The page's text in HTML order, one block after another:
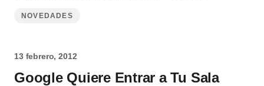
NOVEDADES
13 febrero, 2012
Google Quiere Entrar a Tu Sala